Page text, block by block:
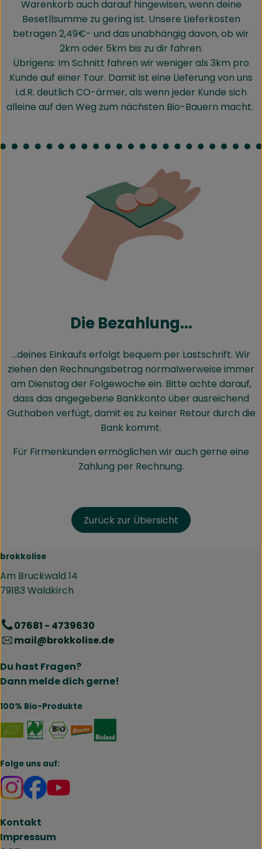
Warenkorb auch darauf hingewisen, wenn deine
Besetllsumme zu gering ist. Unsere Lieferkosten
betragen 2,49€- und das unabhängig davon, ob wir
2km oder 5km bis zu dir fahren.
Übrigens: Im Schnitt fahren wir weniger als 3km pro
Kunde auf einer Tour. Damit ist eine Lieferung von uns
i.d.R. deutlich CO-ärmer, als wenn jeder Kunde sich
alleine auf den Weg zum nächsten Bio-Bauern macht.
Die Bezahlung...
…deines Einkaufs erfolgt bequem per Lastschrift. Wir
ziehen den Rechnungsbetrag normalwerweise immer
am Dienstag der Folgewoche ein. Bitte achte darauf,
dass das angegebene Bankkonto über ausreichend
Guthaben verfügt, damit es zu keiner Retour durch die
Bank kommt.
Für Firmenkunden ermöglichen wir auch gerne eine
Zahlung per Rechnung.
Zurück zur Übersicht
brokkolise
Am Bruckwald 14
79183 Waldkirch
07681 - 4739630
mail@brokkolise.de
Du hast Fragen?
Dann melde dich gerne!
100% Bio-Produkte
Externer Link zu https://www.naturland.de/de/
Externer Link zu https://www.bmel.de/
Folge uns auf:
Externer Link zu https://www.instagram.com/
Externer Link zu https://www.facebook.com/
Kontakt
Impressum